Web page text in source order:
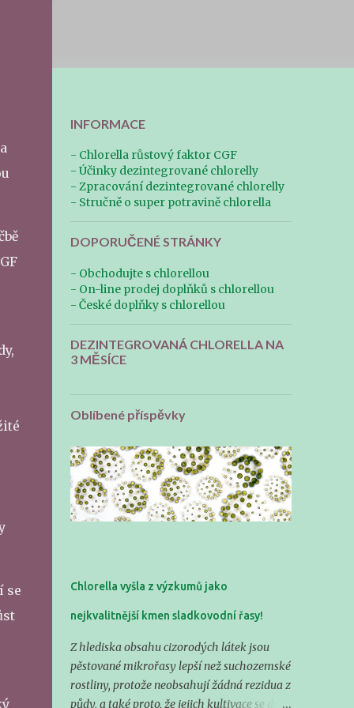
se
INFORMACE
- Chlorella růstový faktor CGF
- Účinky dezintegrované chlorelly
- Zpracování dezintegrované chlorelly
- Stručně o super potravině chlorella
DOPORUČENÉ STRÁNKY
- Obchodujte s chlorellou
- On-line prodej doplňků s chlorellou
- České doplňky s chlorellou
DEZINTEGROVANÁ CHLORELLA NA
3 MĚSÍCE
Oblíbené příspěvky
Chlorella vyšla z výzkumů jako
nejkvalitnější kmen sladkovodní řasy!
Z hlediska obsahu cizorodých látek jsou
pěstované mikrořasy lepší než suchozemské
rostliny, protože neobsahují žádná rezidua z
půdy, a také proto, že jejich kultivace se dá v